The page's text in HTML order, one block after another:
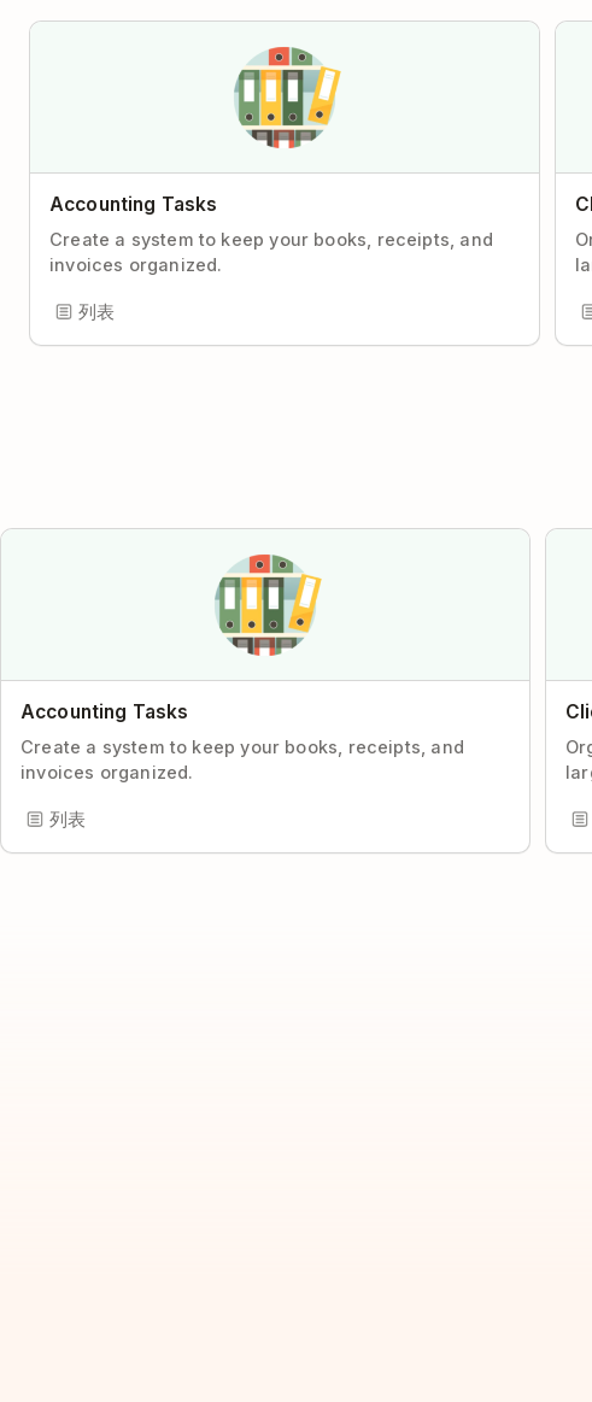
Accounting Tasks
Create a system to keep your books, receipts, and
invoices organized.
列表
Accounting Tasks
Create a system to keep your books, receipts, and
invoices organized.
列表